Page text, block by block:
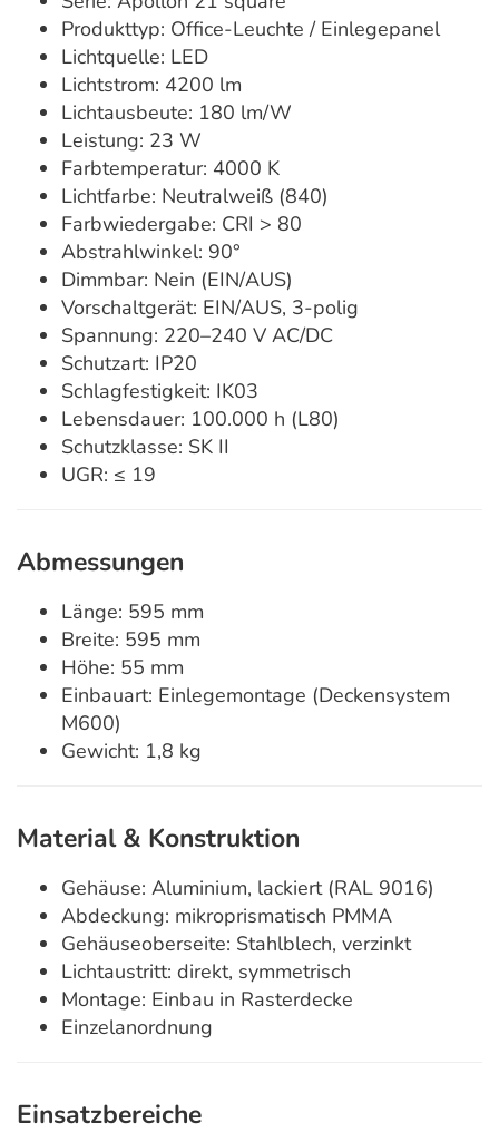
Produkttyp: Office-Leuchte / Einlegepanel
Lichtquelle: LED
Lichtstrom: 4200 lm
Lichtausbeute: 180 lm/W
Leistung: 23 W
Farbtemperatur: 4000 K
Lichtfarbe: Neutralweiß (840)
Farbwiedergabe: CRI > 80
Abstrahlwinkel: 90°
Dimmbar: Nein (EIN/AUS)
Vorschaltgerät: EIN/AUS, 3-polig
Spannung: 220–240 V AC/DC
Schutzart: IP20
Schlagfestigkeit: IK03
Lebensdauer: 100.000 h (L80)
Schutzklasse: SK II
UGR: ≤ 19
Abmessungen
Länge: 595 mm
Breite: 595 mm
Höhe: 55 mm
Einbauart: Einlegemontage (Deckensystem
M600)
Gewicht: 1,8 kg
Material & Konstruktion
Gehäuse: Aluminium, lackiert (RAL 9016)
Abdeckung: mikroprismatisch PMMA
Gehäuseoberseite: Stahlblech, verzinkt
Lichtaustritt: direkt, symmetrisch
Montage: Einbau in Rasterdecke
Einzelanordnung
Einsatzbereiche